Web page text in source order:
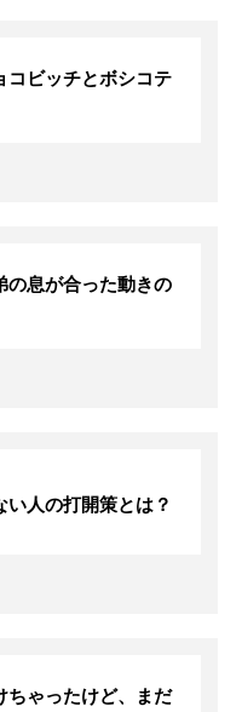
コビッチとボシコテ
の息が合った動きの
い人の打開策とは？
ちゃったけど、まだ